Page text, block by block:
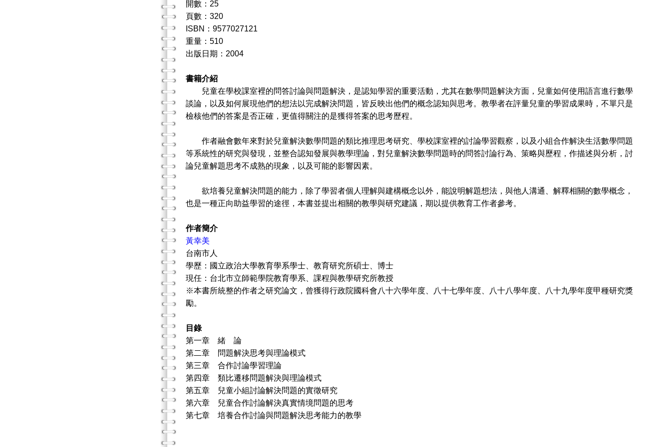
開數：25
頁數：320
ISBN：9577027121
重量：510
出版日期：2004
書籍介紹
兒童在學校課室裡的問答討論與問題解決，是認知學習的重要活動，尤其在數學問題解決方面，兒童如何使用語言進行數學
談論，以及如何展現他們的想法以完成解決問題，皆反映出他們的概念認知與思考。教學者在評量兒童的學習成果時，不單只是
檢核他們的答案是否正確，更值得關注的是獲得答案的思考歷程。
作者融會數年來對於兒童解決數學問題的類比推理思考研究、學校課室裡的討論學習觀察，以及小組合作解決生活數學問題
等系統性的研究與發現，並整合認知發展與教學理論，對兒童解決數學問題時的問答討論行為、策略與歷程，作描述與分析，討
論兒童解題思考不成熟的現象，以及可能的影響因素。
欲培養兒童解決問題的能力，除了學習者個人理解與建構概念以外，能說明解題想法，與他人溝通、解釋相關的數學概念，
也是一種正向助益學習的途徑，本書並提出相關的教學與研究建議，期以提供教育工作者參考。
作者簡介
黃幸美
台南市人
學歷：國立政治大學教育學系學士、教育研究所碩士、博士
現任：台北市立師範學院教育學系、課程與教學研究所教授
※本書所統整的作者之研究論文，曾獲得行政院國科會八十六學年度、八十七學年度、八十八學年度、八十九學年度甲種研究獎
勵。
目錄
第一章 緒 論
第二章 問題解決思考與理論模式
第三章 合作討論學習理論
第四章 類比遷移問題解決與理論模式
第五章 兒童小組討論解決問題的實徵研究
第六章 兒童合作討論解決真實情境問題的思考
第七章 培養合作討論與問題解決思考能力的教學